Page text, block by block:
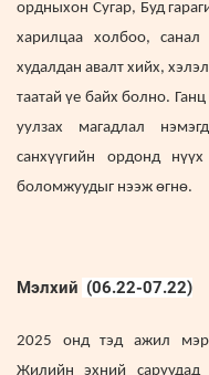
ордныхон Сугар, Буд
харилцаа холбоо,
худалдан авалт хийх,
таатай үе байх болно.
уулзах магадлал
санхүүгийн ордонд
боломжуудыг нээж өгнө.
Мэлхий (06.22-07.22)
2025 онд тэд ажил
Жилийн эхний